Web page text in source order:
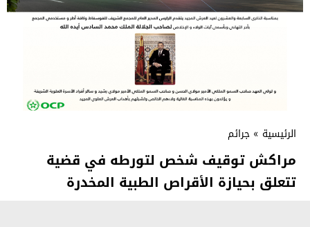
الرئيسية » جرائم
مراكش توقيف شخص لتورطه في قضية
تتعلق بحيازة الأقراص الطبية المخدرة